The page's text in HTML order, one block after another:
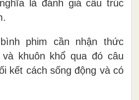
là đánh giá cấu trúc
phim cần nhận thức
khuôn khổ qua đó câu
kết cách sống động và có